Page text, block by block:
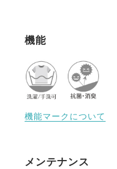
※シーズン品のため入
のでお早めのご注文を
人気商品はすぐに完売
早くご案内している
ださい。
機能
機能マークについて
メンテナンス